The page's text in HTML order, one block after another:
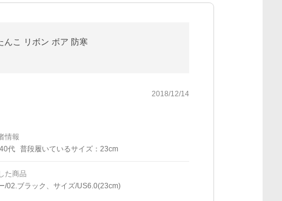
んこ リボン ボア 防寒
2018/12/14
情報
代 普段履いているサイズ：23cm
た商品
/02.ブラック、サイズ/US6.0(23cm)